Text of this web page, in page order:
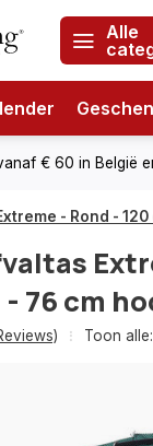
Alle
€ 60 in België
- Rond -
76 cm
Toon alle: